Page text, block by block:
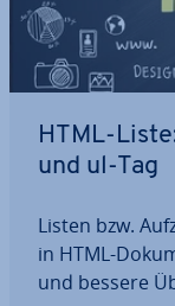
HTML-
und ul-Tag
Listen bzw.
in HTML-
und bessere